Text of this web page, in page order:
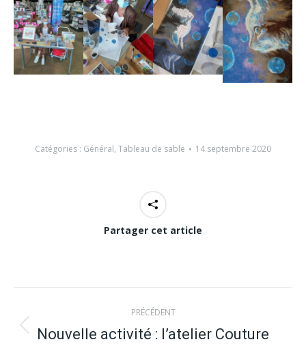
Catégories : Général, Tableau de sable 14 septembre 2020
Partager cet article
Navigation
article
PRÉCÉDENT
Article
Nouvelle activité : l’atelier Couture